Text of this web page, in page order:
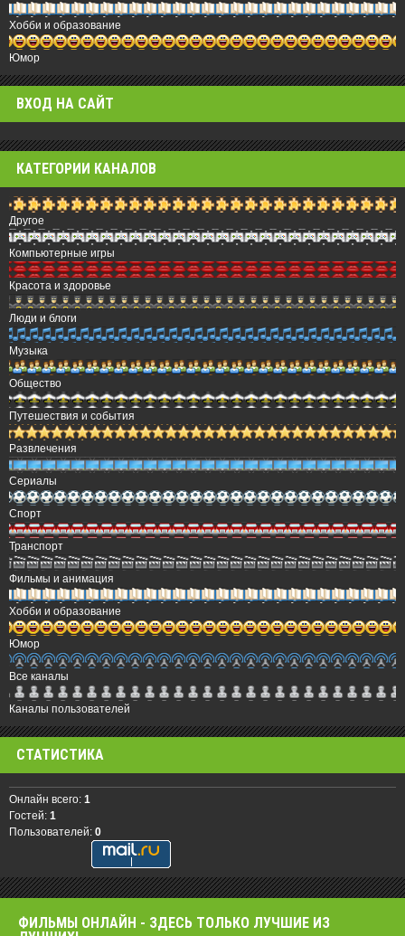
Хобби и образование
Юмор
ВХОД НА САЙТ
КАТЕГОРИИ КАНАЛОВ
Другое
Компьютерные игры
Красота и здоровье
Люди и блоги
Музыка
Общество
Путешествия и события
Развлечения
Сериалы
Спорт
Транспорт
Фильмы и анимация
Хобби и образование
Юмор
Все каналы
Каналы пользователей
СТАТИСТИКА
Онлайн всего: 1
Гостей: 1
Пользователей: 0
ФИЛЬМЫ OНЛАЙН - ЗДЕСЬ ТОЛЬКО ЛУЧШИЕ ИЗ